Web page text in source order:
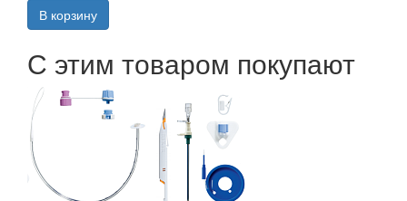
В корзину
С этим товаром покупают